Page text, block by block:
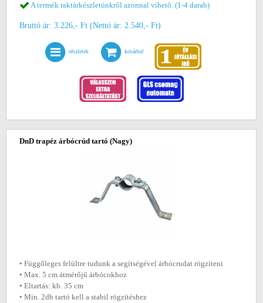
A termék raktárkészletünkről azonnal vihető. (1-4 darab)
Bruttó ár: 3.226,- Ft (Nettó ár: 2.540,- Ft)
részletek kosárba!
DnD trapéz árbócrúd tartó (Nagy)
• Függőleges felültre tudunk a segítségével árbócrudat rögzíteni
• Max. 5 cm átmérőjű árbócokhoz
• Eltartás: kb. 35 cm
• Min. 2db tartó kell a stabil rögzítéshez